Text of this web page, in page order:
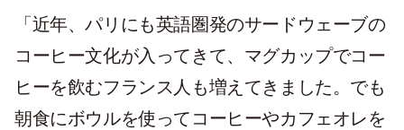
「近年、パリにも英語圏発のサードウェーブの
コーヒー文化が入ってきて、マグカップでコー
ヒーを飲むフランス人も増えてきました。でも
朝食にボウルを使ってコーヒーやカフェオレを